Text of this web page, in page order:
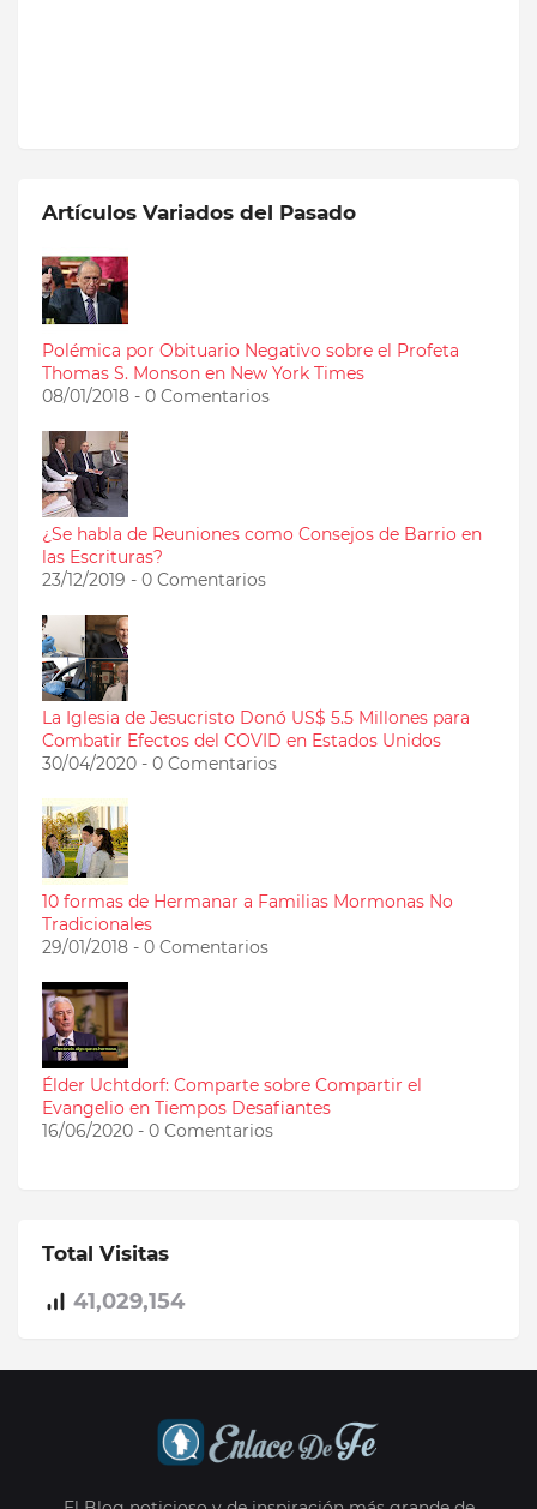
Artículos Variados del Pasado
Polémica por Obituario Negativo sobre el Profeta
Thomas S. Monson en New York Times
08/01/2018 - 0 Comentarios
¿Se habla de Reuniones como Consejos de Barrio en
las Escrituras?
23/12/2019 - 0 Comentarios
La Iglesia de Jesucristo Donó US$ 5.5 Millones para
Combatir Efectos del COVID en Estados Unidos
30/04/2020 - 0 Comentarios
10 formas de Hermanar a Familias Mormonas No
Tradicionales
29/01/2018 - 0 Comentarios
Élder Uchtdorf: Comparte sobre Compartir el
Evangelio en Tiempos Desafiantes
16/06/2020 - 0 Comentarios
Total Visitas
41,029,154